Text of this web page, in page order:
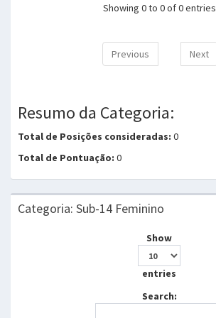
Showing 0 to 0 of 0 entries
Previous Next
Resumo da Categoria:
Total de Posições consideradas: 0
Total de Pontuação: 0
Categoria: Sub-14 Feminino
Show
entries
Search: